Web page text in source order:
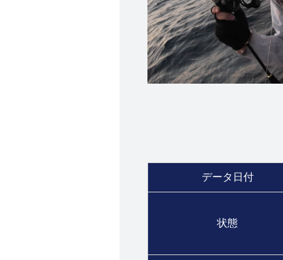
データ日付
状態